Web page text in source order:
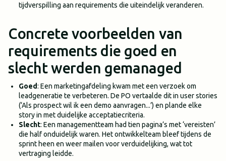
tijdverspilling aan requirements die uiteindelijk veranderen.
Concrete voorbeelden van
requirements die goed en
slecht werden gemanaged
Goed: Een marketingafdeling kwam met een verzoek om
leadgeneratie te verbeteren. De PO vertaalde dit in user stories
(‘Als prospect wil ik een demo aanvragen...’) en plande elke
story in met duidelijke acceptatiecriteria.
Slecht: Een managementteam had tien pagina’s met ‘vereisten’
die half onduidelijk waren. Het ontwikkelteam bleef tijdens de
sprint heen en weer mailen voor verduidelijking, wat tot
vertraging leidde.